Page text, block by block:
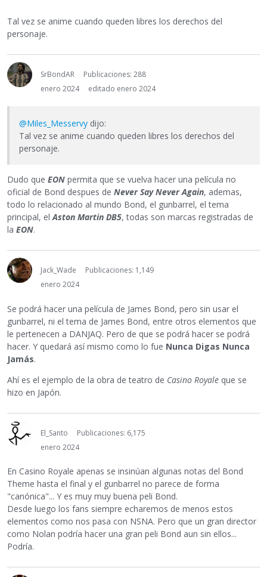
Tal vez se anime cuando queden libres los derechos del
personaje.
SrBondAR
Publicaciones: 288
enero 2024
editado enero 2024
@Miles_Messervy dijo:
Tal vez se anime cuando queden libres los derechos del
personaje.
Dudo que EON permita que se vuelva hacer una película no
oficial de Bond despues de Never Say Never Again, ademas,
todo lo relacionado al mundo Bond, el gunbarrel, el tema
principal, elAston Martin DB5, todas son marcas registradas de
la EON.
Jack_Wade
Publicaciones: 1,149
enero 2024
Se podrá hacer una película de James Bond, pero sin usar el
gunbarrel, ni el tema de James Bond, entre otros elementos que
le pertenecen a DANJAQ. Pero de que se podrá hacer se podrá
hacer. Y quedará así mismo como lo fue Nunca Digas Nunca
Jamás.
Ahí es el ejemplo de la obra de teatro de Casino Royale que se
hizo en Japón.
El_Santo
Publicaciones: 6,175
enero 2024
En Casino Royale apenas se insinúan algunas notas del Bond
Theme hasta el final y el gunbarrel no parece de forma
"canónica"... Y es muy muy buena peli Bond.
Desde luego los fans siempre echaremos de menos estos
elementos como nos pasa con NSNA. Pero que un gran director
como Nolan podría hacer una gran peli Bond aun sin ellos...
Podría.